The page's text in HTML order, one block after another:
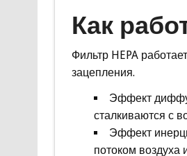
Как
Фильтр HEPA
зацепления.
Эффект
сталкиваются с
Эффект
потоком воздуха